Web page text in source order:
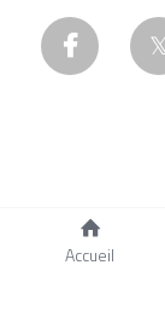
Accueil